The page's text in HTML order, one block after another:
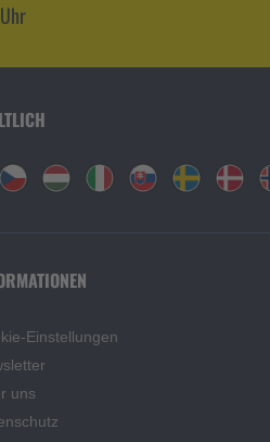
Einstellungen
uns